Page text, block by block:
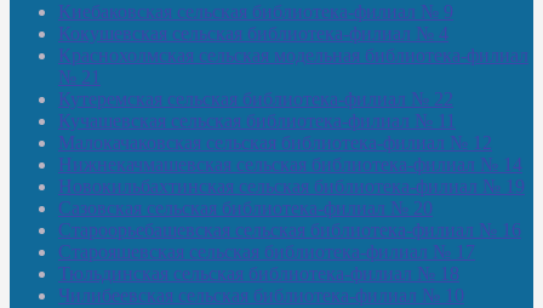
Киебаковская сельская библиотека-филиал № 9
Кокушевская сельская библиотека-филиал № 4
Краснохолмская сельская модельная библиотека-филиал
№ 21
Кутеремская сельская библиотека-филиал № 22
Кучашевская сельская библиотека-филиал № 11
Малокачаковская сельская библиотека-филиал № 12
Нижнекачмашевская сельская библиотека-филиал № 14
Новокильбахтинская сельская библиотека-филиал № 19
Сазовская сельская библиотека-филиал № 20
Староорьебашевская сельская библиотека-филиал № 16
Старояшевская сельская библиотека-филиал № 17
Тюльдинская сельская библиотека-филиал № 18
Чилибеевская сельская библиотека-филиал № 10